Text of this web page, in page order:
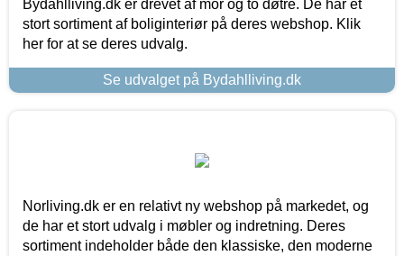
Bydahlliving.dk er drevet af mor og to døtre. De har et
stort sortiment af boliginteriør på deres webshop. Klik
her for at se deres udvalg.
Se udvalget på Bydahlliving.dk
Norliving.dk er en relativt ny webshop på markedet, og
de har et stort udvalg i møbler og indretning. Deres
sortiment indeholder både den klassiske, den moderne